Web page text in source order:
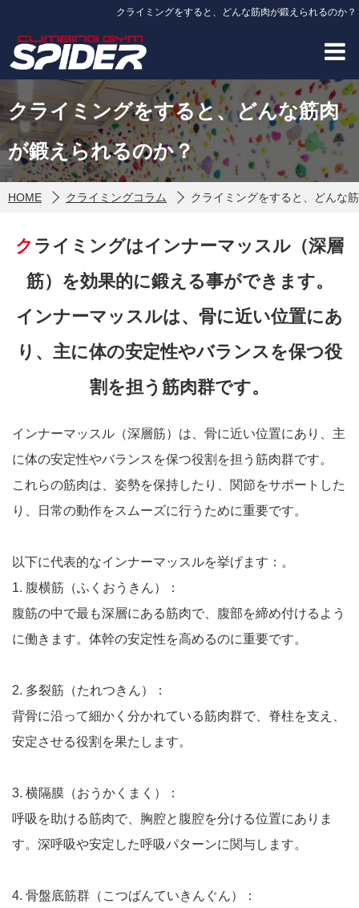
クライミングをすると、どんな筋肉が鍛えられるのか？
クライミングをすると、どんな筋肉
が鍛えられるのか？
HOME クライミングコラム クライミングをすると、どんな
クライミングはインナーマッスル（深層
筋）を効果的に鍛える事ができます。
インナーマッスルは、骨に近い位置にあ
り、主に体の安定性やバランスを保つ役
割を担う筋肉群です。
インナーマッスル（深層筋）は、骨に近い位置にあり、主
に体の安定性やバランスを保つ役割を担う筋肉群です。
これらの筋肉は、姿勢を保持したり、関節をサポートした
り、日常の動作をスムーズに行うために重要です。
以下に代表的なインナーマッスルを挙げます：。
1. 腹横筋（ふくおうきん）：
腹筋の中で最も深層にある筋肉で、腹部を締め付けるよう
に働きます。体幹の安定性を高めるのに重要です。
2. 多裂筋（たれつきん）：
背骨に沿って細かく分かれている筋肉群で、脊柱を支え、
安定させる役割を果たします。
3. 横隔膜（おうかくまく）：
呼吸を助ける筋肉で、胸腔と腹腔を分ける位置にありま
す。深呼吸や安定した呼吸パターンに関与します。
4. 骨盤底筋群（こつばんていきんぐん）：